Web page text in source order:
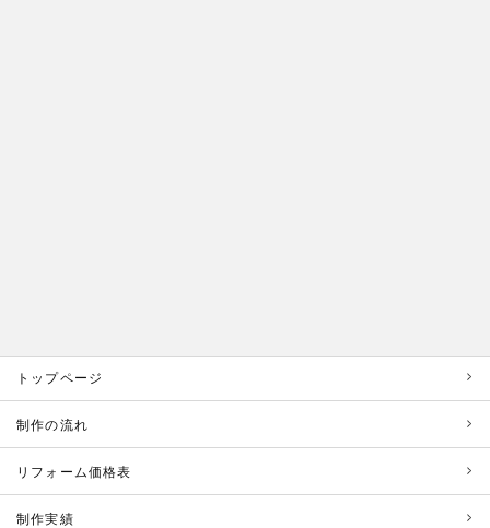
トップページ
制作の流れ
リフォーム価格表
制作実績